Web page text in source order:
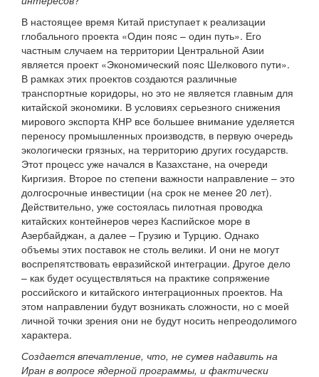
В настоящее время Китай приступает к реализации
глобального проекта «Один пояс – один путь». Его
частным случаем на территории Центральной Азии
является проект «Экономический пояс Шелкового пути».
В рамках этих проектов создаются различные
транспортные коридоры, но это не является главным для
китайской экономики. В условиях серьезного снижения
мирового экспорта КНР все большее внимание уделяется
переносу промышленных производств, в первую очередь
экологически грязных, на территорию других государств.
Этот процесс уже начался в Казахстане, на очереди
Киргизия. Второе по степени важности направление – это
долгосрочные инвестиции (на срок не менее 20 лет).
Действительно, уже состоялась пилотная проводка
китайских контейнеров через Каспийское море в
Азербайджан, а далее – Грузию и Турцию. Однако
объемы этих поставок не столь велики. И они не могут
воспрепятствовать евразийской интеграции. Другое дело
– как будет осуществляться на практике сопряжение
российского и китайского интеграционных проектов. На
этом направлении будут возникать сложности, но с моей
личной точки зрения они не будут носить непреодолимого
характера.
Создается впечатление, что, не сумев надавить на
Иран в вопросе ядерной программы, и фактически